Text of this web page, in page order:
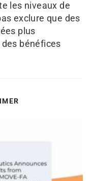
les niveaux de
exclure que des
plus
bénéfices